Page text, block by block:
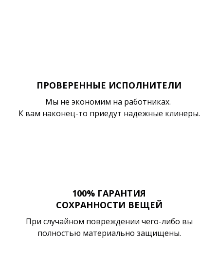
ПРОВЕРЕННЫЕ ИСПОЛНИТЕЛИ
Мы не экономим на работниках.
К вам наконец-то приедут надежные клинеры.
100% ГАРАНТИЯ
СОХРАННОСТИ ВЕЩЕЙ
При случайном повреждении чего-либо вы
полностью материально защищены.